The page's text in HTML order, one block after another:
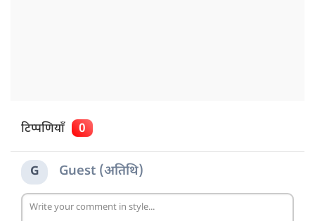
टिप्पणियाँ 0
G Guest (अतिथि)